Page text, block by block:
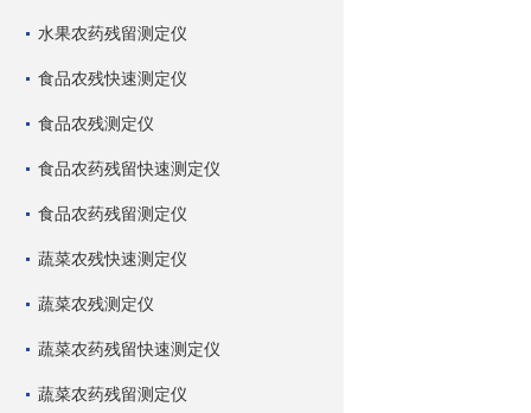
水果农药残留测定仪
食品农残快速测定仪
食品农残测定仪
食品农药残留快速测定仪
食品农药残留测定仪
蔬菜农残快速测定仪
蔬菜农残测定仪
蔬菜农药残留快速测定仪
蔬菜农药残留测定仪